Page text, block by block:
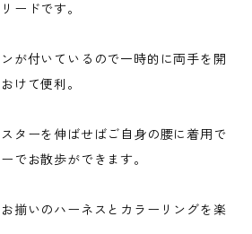
ードです。
が付いているので一時的に両手を開
けて便利。
ターを伸ばせばご自身の腰に着用で
でお散歩ができます。
揃いのハーネスとカラーリングを楽